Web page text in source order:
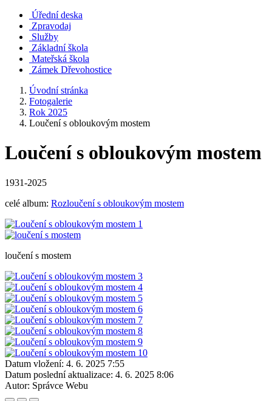
Úřední deska
Zpravodaj
Služby
Základní škola
Mateřská škola
Zámek Dřevohostice
Úvodní stránka
Fotogalerie
Rok 2025
Loučení s obloukovým mostem
Loučení s obloukovým mostem
1931-2025
celé album: Rozloučení s obloukovým mostem
loučení s mostem
Datum vložení: 4. 6. 2025 7:55
Datum poslední aktualizace: 4. 6. 2025 8:06
Autor: Správce Webu